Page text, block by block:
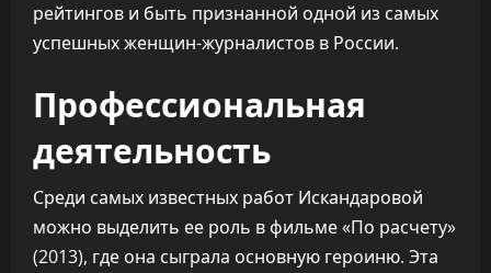
рейтингов и быть признанной одной из самых
успешных женщин-журналистов в России.
Профессиональная
деятельность
Среди самых известных работ Искандаровой
можно выделить ее роль в фильме «По расчету»
(2013), где она сыграла основную героиню. Эта